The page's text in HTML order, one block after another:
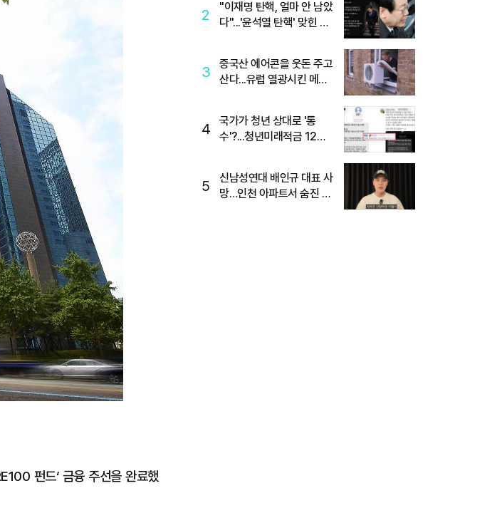
펀드‘ 금융 주선을 완료했
2
"이재명 탄핵, 얼마 안 남았
다"...'윤석열 탄핵' 맞힌 무
3
중국산 에어콘을 웃돈 주고
산다...유럽 열광시킨 메이
4
국가가 청년 상대로 '통
수'?...청년미래적금 12%
5
신남성연대 배인규 대표 사
망…인천 아파트서 숨진 채